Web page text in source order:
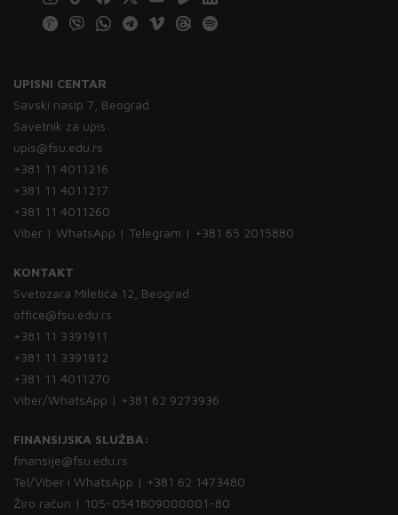
UPISNI CENTAR
Savski nasip 7, Beograd
Savetnik za upis:
upis@fsu.edu.rs
+381 11 4011216
+381 11 4011217
+381 11 4011260
Viber | WhatsApp | Telegram | +381 65 2015880
KONTAKT
Svetozara Miletića 12, Beograd
office@fsu.edu.rs
+381 11 3391911
+381 11 3391912
+381 11 4011270
Viber/WhatsApp | +381 62 9273936
FINANSIJSKA SLUŽBA:
finansije@fsu.edu.rs
Tel/Viber i WhatsApp | +381 62 1473480
Žiro račun | 105-0541809000001-80